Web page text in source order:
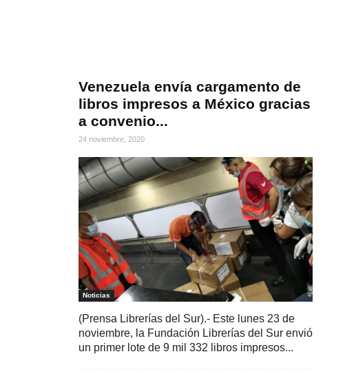
Venezuela envía cargamento de
libros impresos a México gracias
a convenio...
24 noviembre, 2020
Noticias
(Prensa Librerías del Sur).- Este lunes 23 de
noviembre, la Fundación Librerías del Sur envió
un primer lote de 9 mil 332 libros impresos...